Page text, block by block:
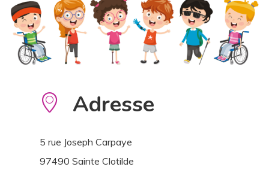
Adresse
5 rue Joseph Carpaye
97490 Sainte Clotilde